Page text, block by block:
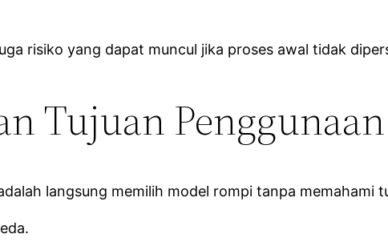
risiko yang dapat muncul jika proses awal tidak
Tujuan
langsung memilih model rompi tanpa memahami